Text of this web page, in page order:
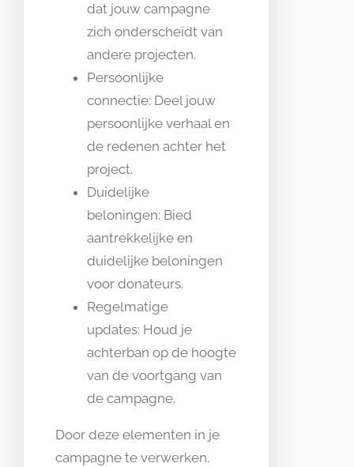
dat jouw campagne
zich onderscheidt van
andere projecten.
Persoonlijke
connectie: Deel jouw
persoonlijke verhaal en
de redenen achter het
project.
Duidelijke
beloningen: Bied
aantrekkelijke en
duidelijke beloningen
voor donateurs.
Regelmatige
updates: Houd je
achterban op de hoogte
van de voortgang van
de campagne.
Door deze elementen in je
campagne te verwerken,